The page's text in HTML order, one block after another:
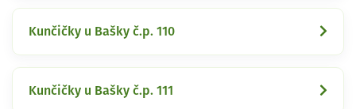
Kunčičky u Bašky č.p. 110
Kunčičky u Bašky č.p. 111